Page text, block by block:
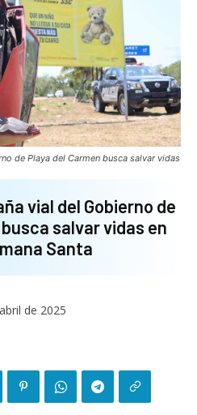
de Playa del Carmen busca salvar vidas
vial del Gobierno de
salvar vidas en
Santa
de 2025